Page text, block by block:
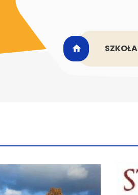
SZKOŁA